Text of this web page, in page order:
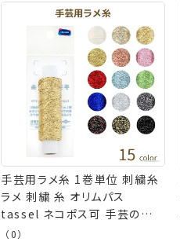
手芸用ラメ糸 1巻単位 刺繍糸
ラメ 刺繍 糸 オリムパス
tassel ネコポス可 手芸の山
久
（0）